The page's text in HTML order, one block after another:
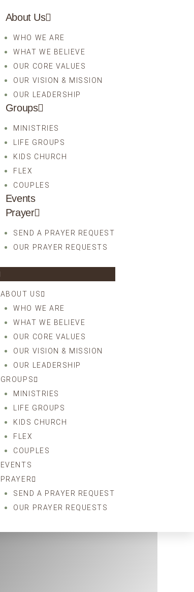
About Us
WHO WE ARE
WHAT WE BELIEVE
OUR CORE VALUES
OUR VISION & MISSION
OUR LEADERSHIP
Groups
MINISTRIES
LIFE GROUPS
KIDS CHURCH
FLEX
COUPLES
Events
Prayer
SEND A PRAYER REQUEST
OUR PRAYER REQUESTS
ABOUT US
WHO WE ARE
WHAT WE BELIEVE
OUR CORE VALUES
OUR VISION & MISSION
OUR LEADERSHIP
GROUPS
MINISTRIES
LIFE GROUPS
KIDS CHURCH
FLEX
COUPLES
EVENTS
PRAYER
SEND A PRAYER REQUEST
OUR PRAYER REQUESTS